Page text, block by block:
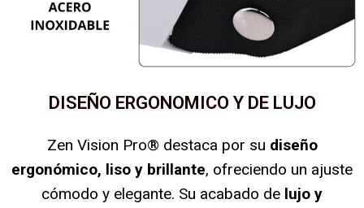
DISEÑO ERGONOMICO Y DE LUJO
Zen Vision Pro® destaca por su diseño
ergonómico, liso y brillante, ofreciendo un ajuste
cómodo y elegante. Su acabado de lujo y